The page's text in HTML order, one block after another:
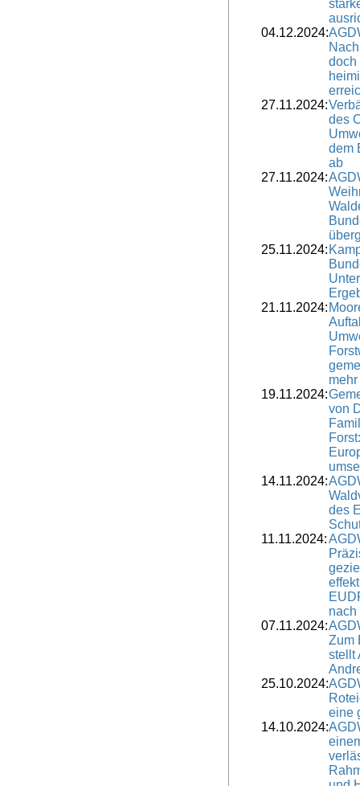
04.12.2024:
doch
27.11.2024:
des
dem
ab
27.11.2024:
25.11.2024:
21.11.2024:
19.11.2024:
von
14.11.2024:
des
11.11.2024:
nach
07.11.2024:
Zum
stellt
25.10.2024:
eine
14.10.2024: